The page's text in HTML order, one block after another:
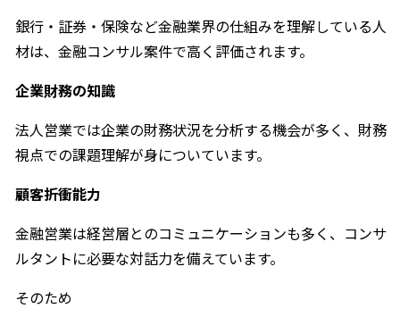
銀行・証券・保険など金融業界の仕組みを理解している人
材は、金融コンサル案件で高く評価されます。
企業財務の知識
法人営業では企業の財務状況を分析する機会が多く、財務
視点での課題理解が身についています。
顧客折衝能力
金融営業は経営層とのコミュニケーションも多く、コンサ
ルタントに必要な対話力を備えています。
そのため